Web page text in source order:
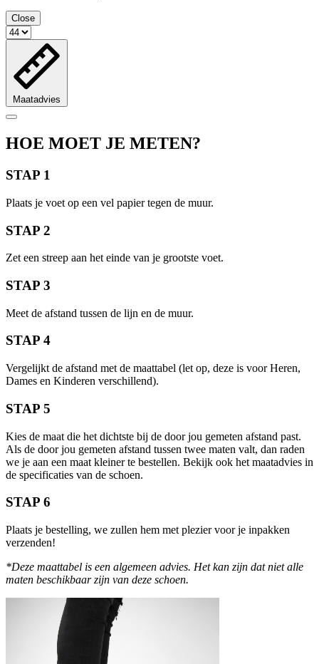
Close
Maatadvies
HOE MOET JE METEN?
STAP 1
Plaats je voet op een vel papier tegen de muur.
STAP 2
Zet een streep aan het einde van je grootste voet.
STAP 3
Meet de afstand tussen de lijn en de muur.
STAP 4
Vergelijkt de afstand met de maattabel (let op, deze is voor Heren,
Dames en Kinderen verschillend).
STAP 5
Kies de maat die het dichtste bij de door jou gemeten afstand past.
Als de door jou gemeten afstand tussen twee maten valt, dan raden
we je aan een maat kleiner te bestellen. Bekijk ook het maatadvies in
de specificaties van de schoen.
STAP 6
Plaats je bestelling, we zullen hem met plezier voor je inpakken
verzenden!
*Deze maattabel is een algemeen advies. Het kan zijn dat niet alle
maten beschikbaar zijn van deze schoen.